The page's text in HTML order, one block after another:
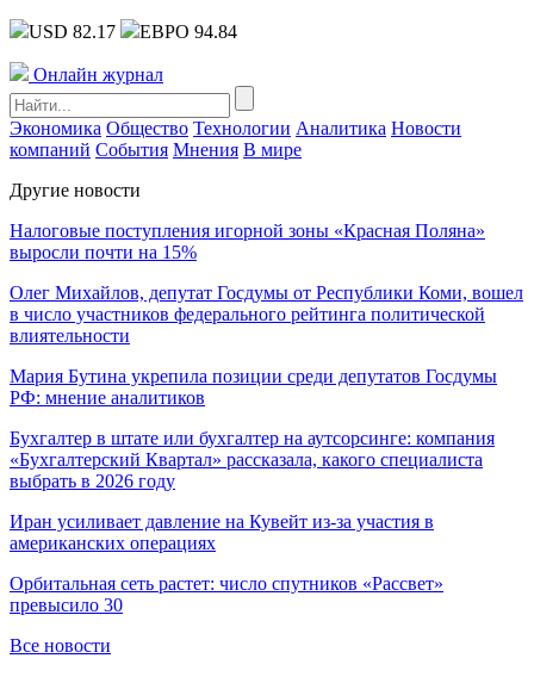
USD 82.17 ЕВРО 94.84
Онлайн журнал
Экономика Общество Технологии Аналитика Новости
компаний События Мнения В мире
Другие новости
Налоговые поступления игорной зоны «Красная Поляна»
выросли почти на 15%
Олег Михайлов, депутат Госдумы от Республики Коми, вошел
в число участников федерального рейтинга политической
влиятельности
Мария Бутина укрепила позиции среди депутатов Госдумы
РФ: мнение аналитиков
Бухгалтер в штате или бухгалтер на аутсорсинге: компания
«Бухгалтерский Квартал» рассказала, какого специалиста
выбрать в 2026 году
Иран усиливает давление на Кувейт из-за участия в
американских операциях
Орбитальная сеть растет: число спутников «Рассвет»
превысило 30
Все новости